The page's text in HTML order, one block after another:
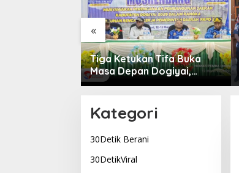
«
Tiga Ketukan Tifa Buka
Masa Depan Dogiyai,
Bupati Yudas Tebai Resmi
Kategori
30Detik Berani
30DetikViral